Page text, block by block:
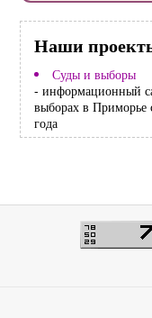
Наши
Суды и выборы
- информационный
выборах в Приморье
года